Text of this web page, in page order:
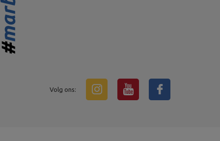
Volg ons: